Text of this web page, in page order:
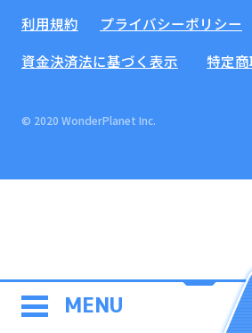
MENU
利用規約 プライバシーポリシー
資金決済法に基づく表示
特定
© 2020 WonderPlanet Inc.